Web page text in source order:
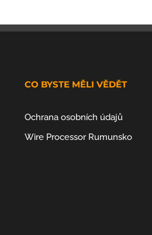
CO BYSTE MĚLI VĚDĚT
Ochrana osobních údajů
Wire Processor Rumunsko